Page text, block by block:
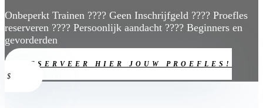
Onbeperkt Trainen ???? Geen Inschrijfgeld ???? Proefles
reserveren ???? Persoonlijk aandacht ???? Beginners en
gevorderden
RESERVEER HIER JOUW PROEFLES!